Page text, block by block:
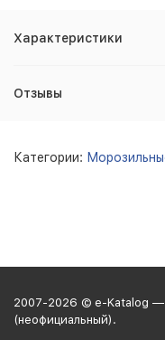
Характеристики
Отзывы
Категории:
2007-2026 © e-Katalog —
(неофициальный).